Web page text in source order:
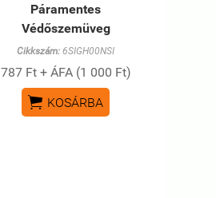
Páramentes
Védőszemüveg
Cikkszám: 6SIGH00NSI
787 Ft + ÁFA (1 000 Ft)
 KOSÁRBA